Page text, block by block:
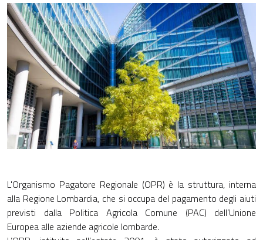
L'Organismo Pagatore Regionale (OPR) è la struttura, interna
alla Regione Lombardia, che si occupa del pagamento degli aiuti
previsti dalla Politica Agricola Comune (PAC) dell’Unione
Europea alle aziende agricole lombarde.